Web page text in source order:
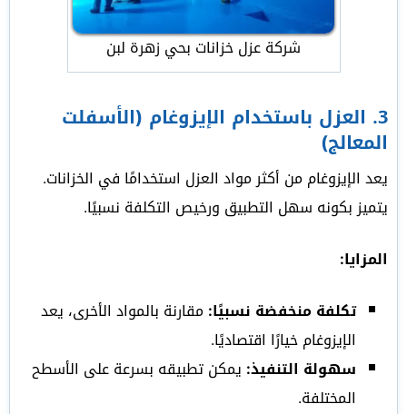
شركة عزل خزانات بحي زهرة لبن
3. العزل باستخدام الإيزوغام (الأسفلت
المعالج)
يعد الإيزوغام من أكثر مواد العزل استخدامًا في الخزانات.
يتميز بكونه سهل التطبيق ورخيص التكلفة نسبيًا.
المزايا:
تكلفة منخفضة نسبيًا:مقارنة بالمواد الأخرى، يعد
الإيزوغام خيارًا اقتصاديًا.
سهولة التنفيذ: يمكن تطبيقه بسرعة على الأسطح
المختلفة.